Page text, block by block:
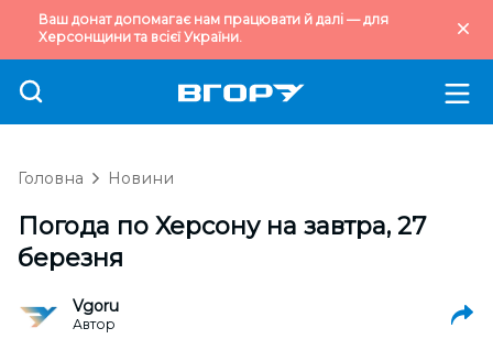
Ваш донат допомагає нам працювати й далі — для
Херсонщини та всієї України.
Головна Новини
Погода по Херсону на завтра, 27
березня
Vgoru
Автор